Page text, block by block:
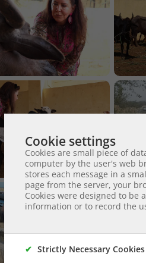
Cookie settings
Cookies are small piece of
computer by the user's web
stores each message in a
page from the server, your
Cookies were designed to
information or to record the
Strictly Necessary Cookies